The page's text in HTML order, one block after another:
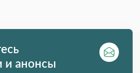
и анонсы